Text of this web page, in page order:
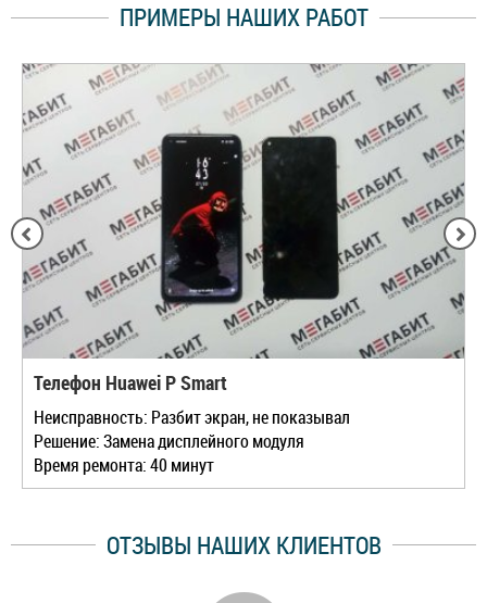
ПРИМЕРЫ НАШИХ РАБОТ
Телефон Huawei P Smart
Неисправность: Разбит экран, не показывал
Решение: Замена дисплейного модуля
Время ремонта: 40 минут
ОТЗЫВЫ НАШИХ КЛИЕНТОВ